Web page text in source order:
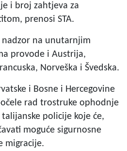
i broj zahtjeva za
prenosi STA.
na unutarnjim
provode i Austrija,
Norveška i Švedska.
i Bosne i Hercegovine
rad trostruke ophodnje
policije koje će,
moguće sigurnosne
migracije.